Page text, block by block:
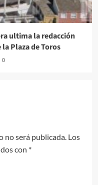
ultima la redacción
Plaza de Toros
0
no será publicada. Los
con *